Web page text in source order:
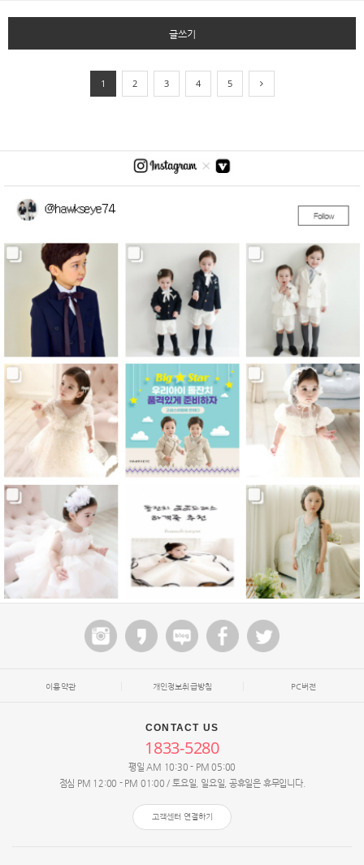
글쓰기
1 2 3 4 5
이용약관 개인정보취급방침 PC버전
CONTACT US
1833-5280
평일 AM 10:30 - PM 05:00
점심 PM 12:00 - PM 01:00 / 토요일, 일요일, 공휴일은 휴무입니다.
고객센터 연결하기